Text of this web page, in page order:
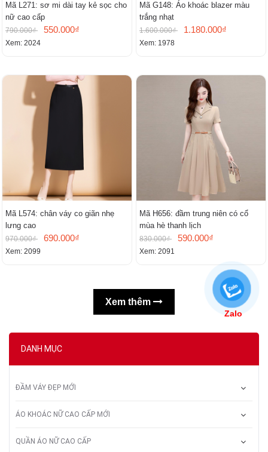
DANH MỤC
ĐẦM VÁY ĐẸP MỚI
ÁO KHOÁC NỮ CAO CẤP MỚI
QUẦN ÁO NỮ CAO CẤP
Mã L271: sơ mi dài tay kẻ sọc cho
nữ cao cấp
790.000₫ 550.000₫
Xem: 2024
Mã G148: Áo khoác blazer màu
trắng nhạt
1.600.000₫ 1.180.000₫
Xem: 1978
Mã L574: chân váy co giãn nhẹ
lưng cao
970.000₫ 690.000₫
Xem: 2099
Mã H656: đầm trung niên có cổ
mùa hè thanh lịch
830.000₫ 590.000₫
Xem: 2091
Xem thêm
Zalo